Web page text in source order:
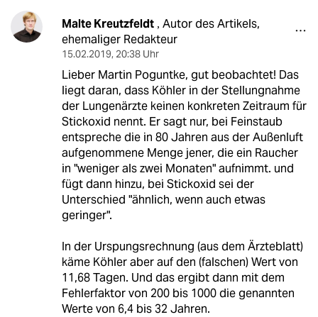
Malte Kreutzfeldt, Autor des Artikels,
ehemaliger Redakteur
15.02.2019, 20:38 Uhr
Lieber Martin Poguntke, gut beobachtet! Das
liegt daran, dass Köhler in der Stellungnahme
der Lungenärzte keinen konkreten Zeitraum für
Stickoxid nennt. Er sagt nur, bei Feinstaub
entspreche die in 80 Jahren aus der Außenluft
aufgenommene Menge jener, die ein Raucher
in "weniger als zwei Monaten" aufnimmt. und
fügt dann hinzu, bei Stickoxid sei der
Unterschied "ähnlich, wenn auch etwas
geringer".
In der Urspungsrechnung (aus dem Ärzteblatt)
käme Köhler aber auf den (falschen) Wert von
11,68 Tagen. Und das ergibt dann mit dem
Fehlerfaktor von 200 bis 1000 die genannten
Werte von 6,4 bis 32 Jahren.